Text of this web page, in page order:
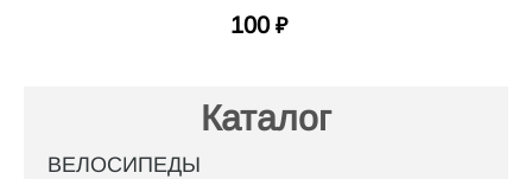
100 ₽
Каталог
ВЕЛОСИПЕДЫ